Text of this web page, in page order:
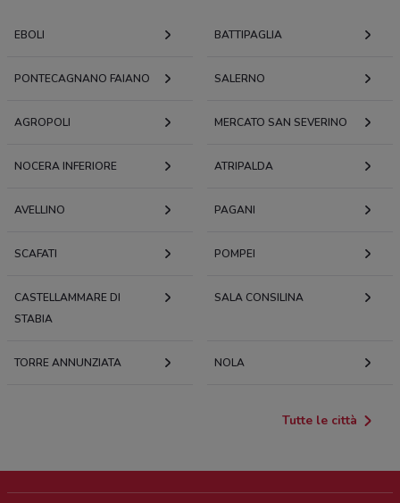
EBOLI BATTIPAGLIA
PONTECAGNANO FAIANO SALERNO
AGROPOLI MERCATO SAN SEVERINO
NOCERA INFERIORE ATRIPALDA
AVELLINO PAGANI
SCAFATI POMPEI
CASTELLAMMARE DI
STABIA
SALA CONSILINA
TORRE ANNUNZIATA NOLA
Tutte le città